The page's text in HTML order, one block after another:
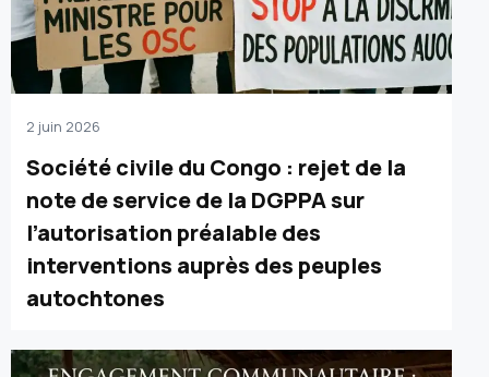
2 juin 2026
Société civile du Congo : rejet de la
note de service de la DGPPA sur
l’autorisation préalable des
interventions auprès des peuples
autochtones